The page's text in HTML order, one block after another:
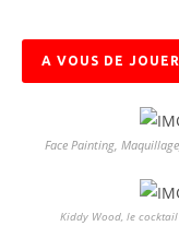
A VOUS DE
Face Painting,
Kiddy Wood, le